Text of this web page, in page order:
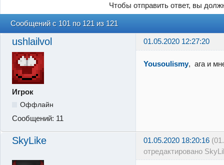
Чтобы отправить ответ, вы
Сообщений с 101 по 121 из 121
ushlailvol 01.05.2020 12:27:20
Игрок
Оффлайн
Сообщений: 11
Yousoulismy, ага и
SkyLike 01.05.2020 18:20:16
отредактировано